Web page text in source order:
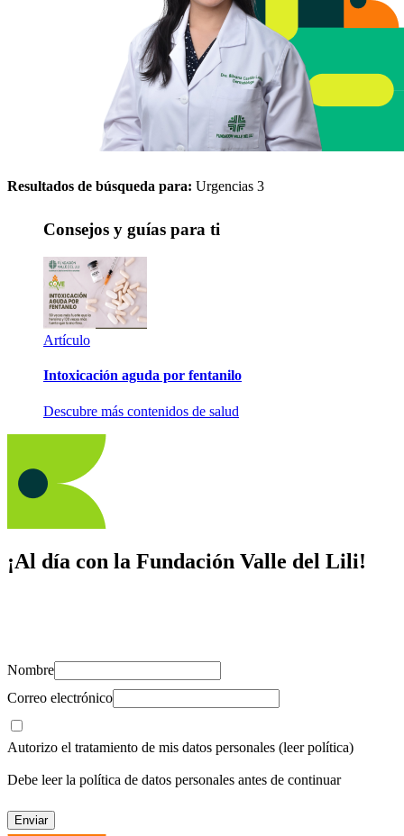
Resultados de búsqueda para: Urgencias 3
Consejos y guías para ti
Artículo
Intoxicación aguda por fentanilo
Descubre más contenidos de salud
¡Al día con la Fundación Valle del Lili!
Nombre
Correo electrónico
Autorizo el tratamiento de mis datos personales (leer política)
Debe leer la política de datos personales antes de continuar